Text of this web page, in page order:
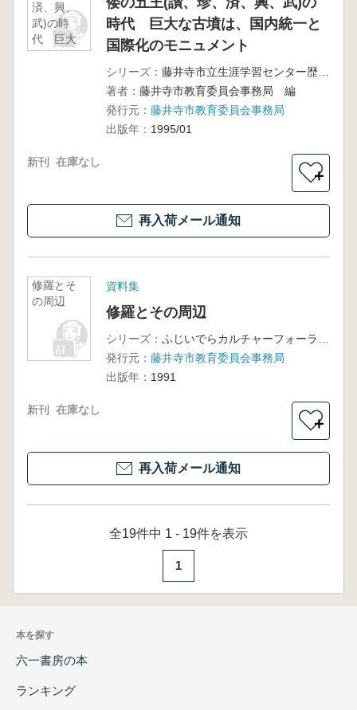
済、興、
武)の時
代 巨大
な古墳
時代 巨大な古墳は、国内統一と
国際化のモニュメント
シリーズ：
藤井寺市立生涯学習センター歴史展示室解説図録
著者： 藤井寺市教育委員会事務局 編
発行元： 藤井寺市教育委員会事務局
出版年： 1995/01
新刊 在庫なし
＋
再入荷メール通知
修羅とそ
の周辺
資料集
修羅とその周辺
シリーズ：
発行元： 藤井寺市教育委員会事務局
出版年： 1991
新刊 在庫なし
＋
再入荷メール通知
全19件中 1 - 19件を表示
1
本を探す
六一書房の本
ランキング